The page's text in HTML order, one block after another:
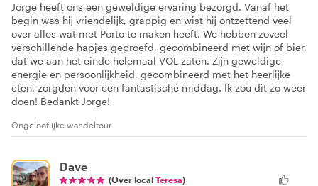
Jorge heeft ons een geweldige ervaring bezorgd. Vanaf het
begin was hij vriendelijk, grappig en wist hij ontzettend veel
over alles wat met Porto te maken heeft. We hebben zoveel
verschillende hapjes geproefd, gecombineerd met wijn of bier,
dat we aan het einde helemaal VOL zaten. Zijn geweldige
energie en persoonlijkheid, gecombineerd met het heerlijke
eten, zorgden voor een fantastische middag. Ik zou dit zo weer
doen! Bedankt Jorge!
Ongelooflijke wandeltour
Dave
(Over local Teresa)